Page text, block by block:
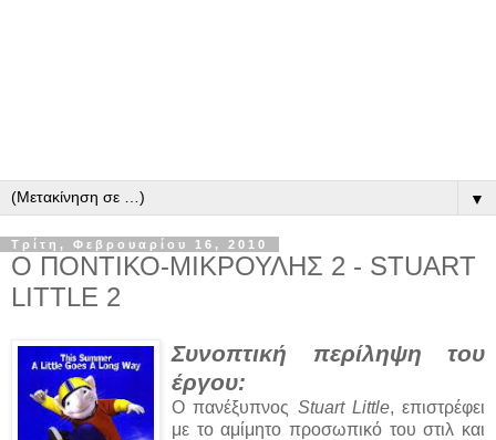
▼
Τρίτη, Φεβρουαρίου 16, 2010
Ο ΠΟΝΤΙΚΟ-ΜΙΚΡΟΥΛΗΣ 2 - STUART
LITTLE 2
Συνοπτική περίληψη του
έργου:
Ο πανέξυπνος Stuart Little, επιστρέφει
με το αμίμητο προσωπικό του στιλ και